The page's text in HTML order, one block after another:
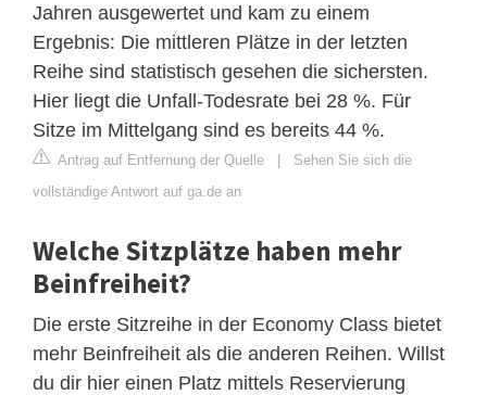
Jahren ausgewertet und kam zu einem
Ergebnis: Die mittleren Plätze in der letzten
Reihe sind statistisch gesehen die sichersten.
Hier liegt die Unfall-Todesrate bei 28 %. Für
Sitze im Mittelgang sind es bereits 44 %.
Antrag auf Entfernung der Quelle | Sehen Sie sich die
vollständige Antwort auf ga.de an
Welche Sitzplätze haben mehr
Beinfreiheit?
Die erste Sitzreihe in der Economy Class bietet
mehr Beinfreiheit als die anderen Reihen. Willst
du dir hier einen Platz mittels Reservierung